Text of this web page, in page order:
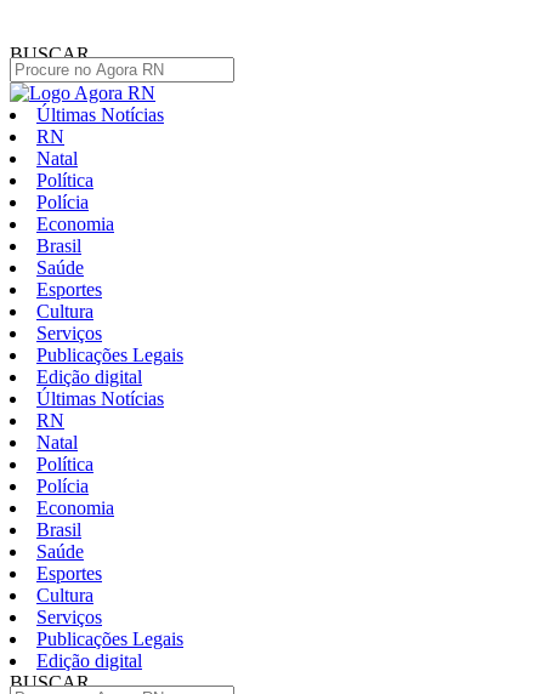
BUSCAR
Últimas Notícias
RN
Natal
Política
Polícia
Economia
Brasil
Saúde
Esportes
Cultura
Serviços
Publicações Legais
Edição digital
Últimas Notícias
RN
Natal
Política
Polícia
Economia
Brasil
Saúde
Esportes
Cultura
Serviços
Publicações Legais
Edição digital
BUSCAR